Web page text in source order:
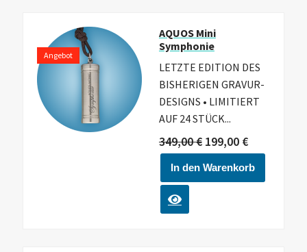
Angebot
AQUOS Mini
Symphonie
LETZTE EDITION DES
BISHERIGEN GRAVUR-
DESIGNS • LIMITIERT
AUF 24 STÜCK...
349,00€ 199,00 €
In den Warenkorb